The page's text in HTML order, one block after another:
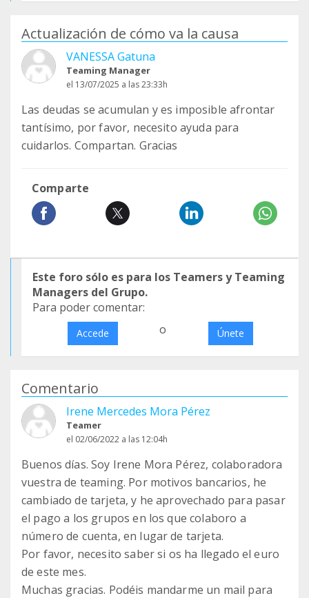
Actualización de cómo va la causa
VANESSA Gatuna
Teaming Manager
el 13/07/2025 a las 23:33h
Las deudas se acumulan y es imposible afrontar
tantísimo, por favor, necesito ayuda para
cuidarlos. Compartan. Gracias
Comparte
Este foro sólo es para los Teamers y Teaming
Managers del Grupo.
Para poder comentar:
Accede o Únete
Comentario
Irene Mercedes Mora Pérez
Teamer
el 02/06/2022 a las 12:04h
Buenos días. Soy Irene Mora Pérez, colaboradora
vuestra de teaming. Por motivos bancarios, he
cambiado de tarjeta, y he aprovechado para pasar
el pago a los grupos en los que colaboro a
número de cuenta, en lugar de tarjeta.
Por favor, necesito saber si os ha llegado el euro
de este mes.
Muchas gracias. Podéis mandarme un mail para